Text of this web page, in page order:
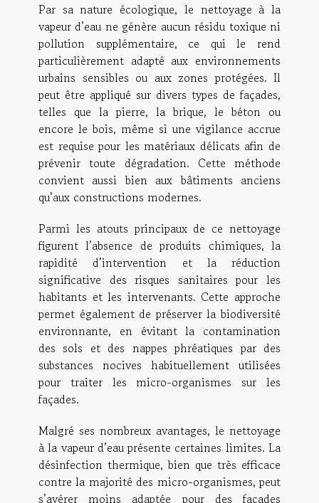
Par sa nature écologique, le nettoyage à la
vapeur d’eau ne génère aucun résidu toxique ni
pollution supplémentaire, ce qui le rend
particulièrement adapté aux environnements
urbains sensibles ou aux zones protégées. Il
peut être appliqué sur divers types de façades,
telles que la pierre, la brique, le béton ou
encore le bois, même si une vigilance accrue
est requise pour les matériaux délicats afin de
prévenir toute dégradation. Cette méthode
convient aussi bien aux bâtiments anciens
qu’aux constructions modernes.
Parmi les atouts principaux de ce nettoyage
figurent l’absence de produits chimiques, la
rapidité d’intervention et la réduction
significative des risques sanitaires pour les
habitants et les intervenants. Cette approche
permet également de préserver la biodiversité
environnante, en évitant la contamination
des sols et des nappes phréatiques par des
substances nocives habituellement utilisées
pour traiter les micro-organismes sur les
façades.
Malgré ses nombreux avantages, le nettoyage
à la vapeur d’eau présente certaines limites. La
désinfection thermique, bien que très efficace
contre la majorité des micro-organismes, peut
s’avérer moins adaptée pour des façades